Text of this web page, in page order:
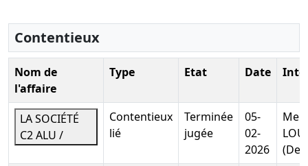
ordinaire
Modification
relative aux
société
Statuts
Contentieux
Nom de
l'affaire
Type Etat Date
LA SOCIÉTÉ
C2 ALU /
Contentieux
lié
Terminée
jugée
05-
02-
2026
Me